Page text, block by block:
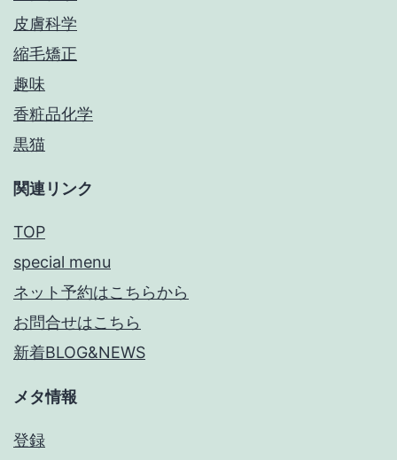
皮膚科学
縮毛矯正
趣味
香粧品化学
黒猫
関連リンク
TOP
special menu
ネット予約はこちらから
お問合せはこちら
新着BLOG&NEWS
メタ情報
登録